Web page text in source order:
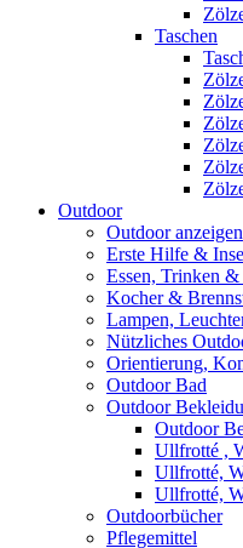
Taschen
Outdoor
Outdoor anzeigen
Erste Hilfe &
Essen, Trinken
Kocher &
Lampen,
Nützliches
Orientierung,
Outdoor Bad
Outdoor
Outdoor
Ullfrotté ,
Ullfrotté,
Ullfrotté,
Outdoorbücher
Pflegemittel